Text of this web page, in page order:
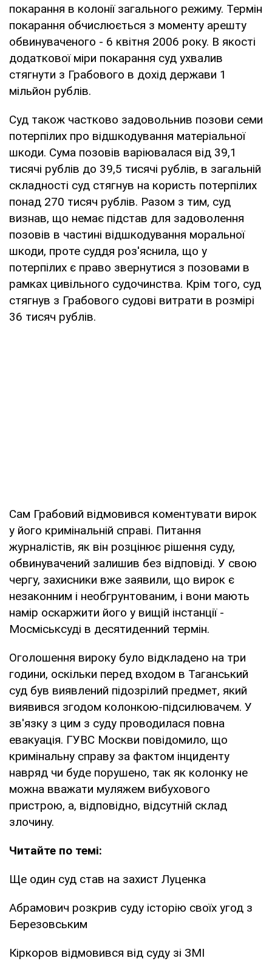
покарання в колонії загального режиму. Термін
покарання обчислюється з моменту арешту
обвинуваченого - 6 квітня 2006 року. В якості
додаткової міри покарання суд ухвалив
стягнути з Грабового в дохід держави 1
мільйон рублів.
Суд також частково задовольнив позови семи
потерпілих про відшкодування матеріальної
шкоди. Сума позовів варіювалася від 39,1
тисячі рублів до 39,5 тисячі рублів, в загальній
складності суд стягнув на користь потерпілих
понад 270 тисяч рублів. Разом з тим, суд
визнав, що немає підстав для задоволення
позовів в частині відшкодування моральної
шкоди, проте суддя роз'яснила, що у
потерпілих є право звернутися з позовами в
рамках цивільного судочинства. Крім того, суд
стягнув з Грабового судові витрати в розмірі
36 тисяч рублів.
Сам Грабовий відмовився коментувати вирок
у його кримінальній справі. Питання
журналістів, як він розцінює рішення суду,
обвинувачений залишив без відповіді. У свою
чергу, захисники вже заявили, що вирок є
незаконним і необгрунтованим, і вони мають
намір оскаржити його у вищій інстанції -
Мосміськсуді в десятиденний термін.
Оголошення вироку було відкладено на три
години, оскільки перед входом в Таганський
суд був виявлений підозрілий предмет, який
виявився згодом колонкою-підсилювачем. У
зв'язку з цим з суду проводилася повна
евакуація. ГУВС Москви повідомило, що
кримінальну справу за фактом інциденту
навряд чи буде порушено, так як колонку не
можна вважати муляжем вибухового
пристрою, а, відповідно, відсутній склад
злочину.
Читайте по темі:
Ще один суд став на захист Луценка
Абрамович розкрив суду історію своїх угод з
Березовським
Кіркоров відмовився від суду зі ЗМІ